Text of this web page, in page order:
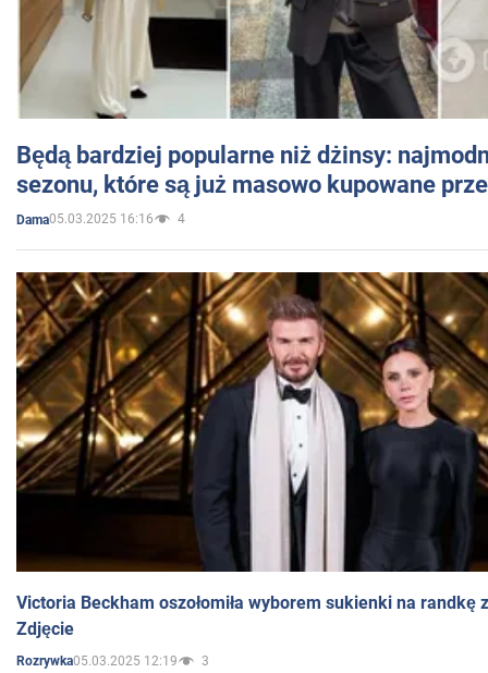
Będą bardziej popularne niż dżinsy:
sezonu, które są już masowo kupowane
Dama05.03.2025 16:16 4
Victoria Beckham oszołomiła wyborem sukienki na randkę
Zdjęcie
Rozrywka05.03.2025 12:19 3